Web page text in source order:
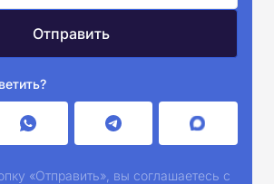
«Отправить», вы соглашаетесь с